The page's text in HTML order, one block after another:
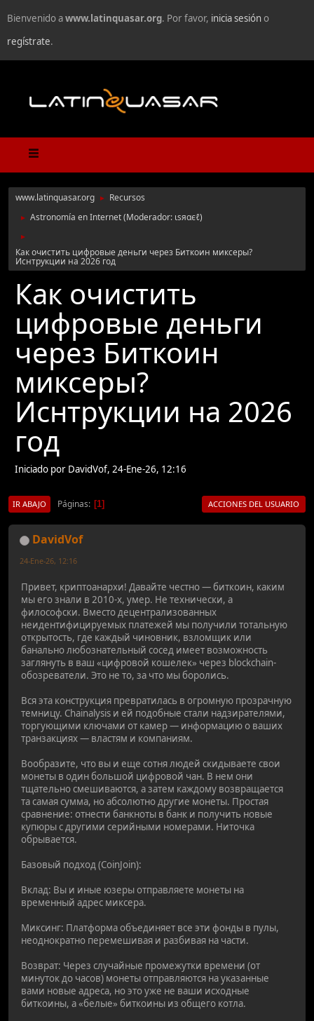
Bienvenido awww.latinquasar.org. Por favor, inicia sesióno
regístrate.
www.latinquasar.org ► Recursos
► Astronomía en Internet(Moderador: ιѕяαєℓ)
►
Как очистить цифровые деньги через Биткоин миксеры?
Иснтрукции на 2026 год
Как очистить
цифровые деньги
через Биткоин
миксеры?
Иснтрукции на 2026
год
Iniciado por DavidVof, 24-Ene-26, 12:16
IR ABAJO Páginas 1 ACCIONES DEL USUARIO
DavidVof
24-Ene-26, 12:16
Привет, криптоанархи! Давайте честно — биткоин, каким
мы его знали в 2010-х, умер. Не технически, а
философски. Вместо децентрализованных
неидентифицируемых платежей мы получили тотальную
открытость, где каждый чиновник, взломщик или
банально любознательный сосед имеет возможность
заглянуть в ваш «цифровой кошелек» через blockchain-
обозреватели. Это не то, за что мы боролись.
Вся эта конструкция превратилась в огромную прозрачную
темницу. Chainalysis и ей подобные стали надзирателями,
торгующими ключами от камер — информацию о ваших
транзакциях — властям и компаниям.
Вообразите, что вы и еще сотня людей скидываете свои
монеты в один большой цифровой чан. В нем они
тщательно смешиваются, а затем каждому возвращается
та самая сумма, но абсолютно другие монеты. Простая
сравнение: отнести банкноты в банк и получить новые
купюры с другими серийными номерами. Ниточка
обрывается.
Базовый подход (CoinJoin):
Вклад: Вы и иные юзеры отправляете монеты на
временный адрес миксера.
Миксинг: Платформа объединяет все эти фонды в пулы,
неоднократно перемешивая и разбивая на части.
Возврат: Через случайные промежутки времени (от
минуток до часов) монеты отправляются на указанные
вами новые адреса, но это уже не ваши исходные
биткоины, а «белые» биткоины из общего котла.